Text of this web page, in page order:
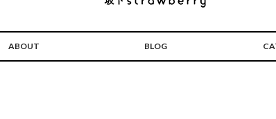
ABOUT BLOG